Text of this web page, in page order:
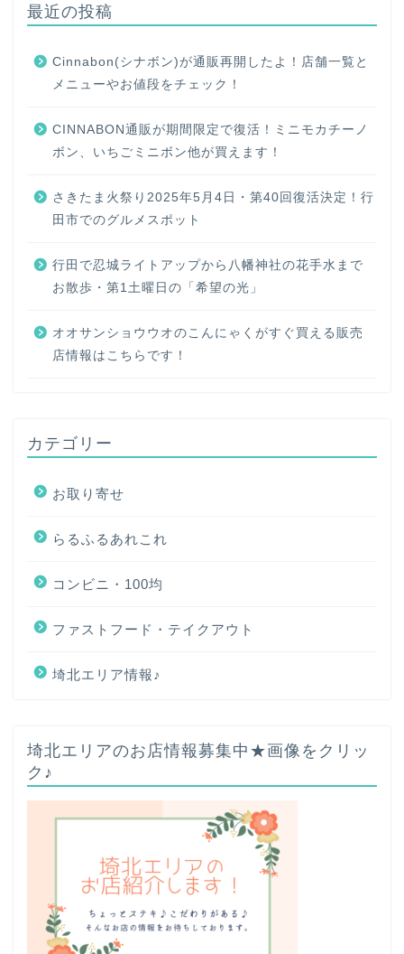
最近の投稿
Cinnabon(シナボン)が通販再開したよ！店舗一覧と
メニューやお値段をチェック！
CINNABON通販が期間限定で復活！ミニモカチーノ
ボン、いちごミニボン他が買えます！
さきたま火祭り2025年5月4日・第40回復活決定！行
田市でのグルメスポット
行田で忍城ライトアップから八幡神社の花手水まで
お散歩・第1土曜日の「希望の光」
オオサンショウウオのこんにゃくがすぐ買える販売
店情報はこちらです！
カテゴリー
お取り寄せ
らるふるあれこれ
コンビニ・100均
ファストフード・テイクアウト
埼北エリア情報♪
埼北エリアのお店情報募集中★画像をクリッ
ク♪
お問い合わせ
サイトマップ